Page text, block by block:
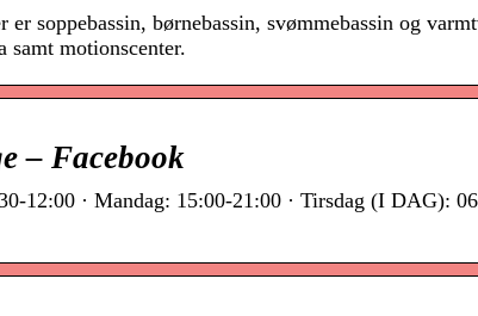
soppebassin, børnebassin, svømmebassin og
samt motionscenter.
– Facebook
12:00 · Mandag: 15:00-21:00 · Tirsdag (I DAG):